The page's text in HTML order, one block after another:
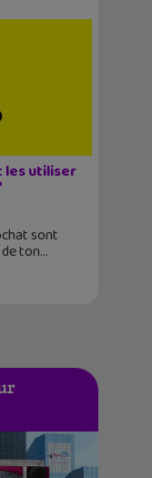
les utiliser
sont
ton